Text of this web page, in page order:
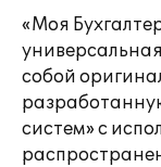
«Моя
собой
систем» с